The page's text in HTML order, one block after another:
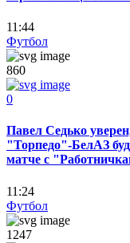
11:44
Футбол
860
0
Павел Седько
"Торпедо"-БелАЗ
матче с
11:24
Футбол
1247